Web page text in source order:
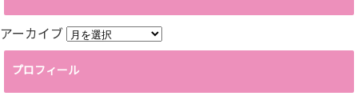
アーカイブ
プロフィール